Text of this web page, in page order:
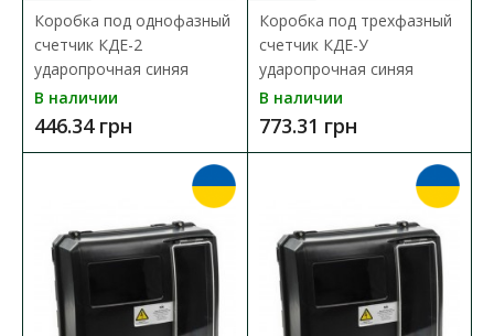
Коробка под однофазный счетчик КДЕ-2
ударопрочная синяя
Доступность: В наличии
Kоробка для счетчика предназначена для монтажа счетчика
электрической энергии, а также защитной аппа..
Коробка под однофазный
счетчик КДЕ-2
ударопрочная синяя
В наличии
446.34 грн
Коробка под трехфазный
счетчик КДЕ-У
ударопрочная синяя
В наличии
773.31 грн